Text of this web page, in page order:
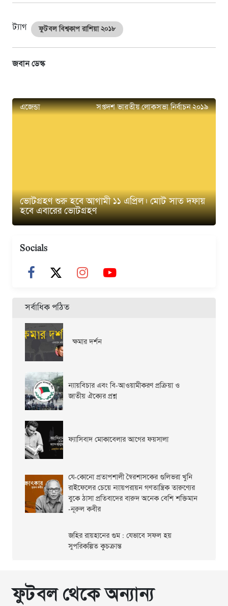
ট্যাগ ফুটবল বিশ্বকাপ রাশিয়া ২০১৮
জবান ডেস্ক
এজেন্ডা সপ্তদশ ভারতীয় লোকসভা নির্বাচন ২০১৯
ভোটগ্রহণ শুরু হবে আগামী ১১ এপ্রিল। মোট সাত দফায়
হবে এবারের ভোটগ্রহণ
Socials
সর্বাধিক পঠিত
ক্ষমার দর্শন
ন্যায়বিচার এবং বি-আওয়ামীকরণ প্রক্রিয়া ও
জাতীয় ঐক্যের প্রশ্ন
ফ্যাসিবাদ মোকাবেলার আগের ফয়সালা
যে-কোনো প্রতাপশালী স্বৈরশাসকের গুলিভরা খুনি
রাইফেলের চেয়ে ন্যায়পরায়ন গণতান্ত্রিক তারুণ্যের
বুকে ঠাসা প্রতিবাদের বারুদ অনেক বেশি শক্তিমান
-নূরুল কবীর
জহির রায়হানের গুম : যেভাবে সফল হয়
সুপরিকল্পিত কুচক্রান্ত
ফুটবল থেকে অন্যান্য